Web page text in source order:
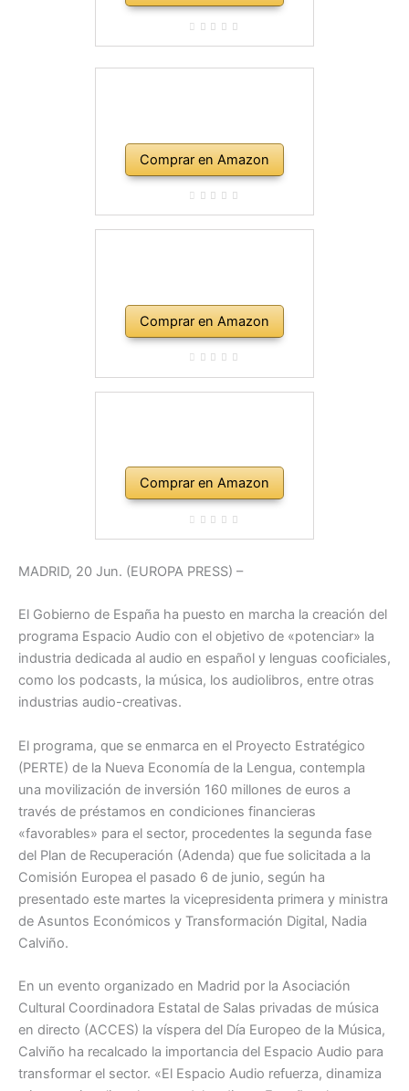
Comprar en Amazon
Comprar en Amazon
Comprar en Amazon
MADRID, 20 Jun. (EUROPA PRESS) –
El Gobierno de España ha puesto en marcha la creación del
programa Espacio Audio con el objetivo de «potenciar» la
industria dedicada al audio en español y lenguas cooficiales,
como los podcasts, la música, los audiolibros, entre otras
industrias audio-creativas.
El programa, que se enmarca en el Proyecto Estratégico
(PERTE) de la Nueva Economía de la Lengua, contempla
una movilización de inversión 160 millones de euros a
través de préstamos en condiciones financieras
«favorables» para el sector, procedentes la segunda fase
del Plan de Recuperación (Adenda) que fue solicitada a la
Comisión Europea el pasado 6 de junio, según ha
presentado este martes la vicepresidenta primera y ministra
de Asuntos Económicos y Transformación Digital, Nadia
Calviño.
En un evento organizado en Madrid por la Asociación
Cultural Coordinadora Estatal de Salas privadas de música
en directo (ACCES) la víspera del Día Europeo de la Música,
Calviño ha recalcado la importancia del Espacio Audio para
transformar el sector. «El Espacio Audio refuerza, dinamiza